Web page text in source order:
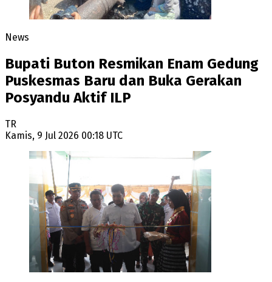
News
Bupati Buton Resmikan Enam Gedung
Puskesmas Baru dan Buka Gerakan
Posyandu Aktif ILP
TR
Kamis, 9 Jul 2026 00:18 UTC